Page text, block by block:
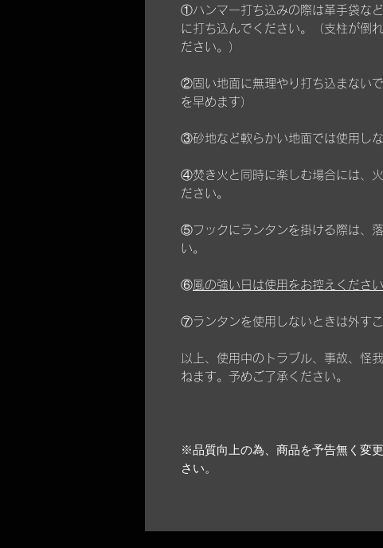
①ハンマー打ち込みの際は革手袋な
に打ち込んでください。（支柱が倒
ださい。）
②固い地面に無理やり打ち込まない
を早めます）
③砂地など軟らかい地面では使用しな
④焚き火と同時に楽しむ場合には、
ださい。
⑤フックにランタンを掛ける際は、
い。
⑥風の強い日は使用をお控えください
⑦ランタンを使用しないときは外すこ
以上、使用中のトラブル、事故、怪
ねます。予めご了承ください。
※品質向上の為、商品を予告無く変
さい。